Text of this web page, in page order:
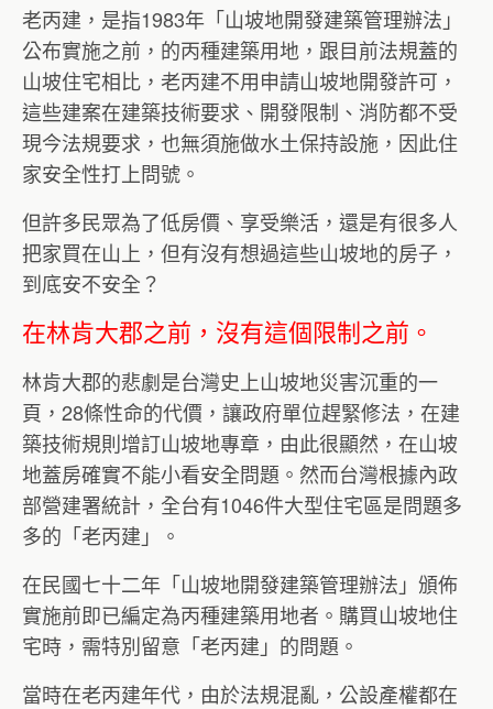
老丙建，是指1983年「山坡地開發建築管理辦法」
公布實施之前，的丙種建築用地，跟目前法規蓋的
山坡住宅相比，老丙建不用申請山坡地開發許可，
這些建案在建築技術要求、開發限制、消防都不受
現今法規要求，也無須施做水土保持設施，因此住
家安全性打上問號。
但許多民眾為了低房價、享受樂活，還是有很多人
把家買在山上，但有沒有想過這些山坡地的房子，
到底安不安全？
在林肯大郡之前，沒有這個限制之前。
林肯大郡的悲劇是台灣史上山坡地災害沉重的一
頁，28條性命的代價，讓政府單位趕緊修法，在建
築技術規則增訂山坡地專章，由此很顯然，在山坡
地蓋房確實不能小看安全問題。然而台灣根據內政
部營建署統計，全台有1046件大型住宅區是問題多
多的「老丙建」。
在民國七十二年「山坡地開發建築管理辦法」頒佈
實施前即已編定為丙種建築用地者。購買山坡地住
宅時，需特別留意「老丙建」的問題。
當時在老丙建年代，由於法規混亂，公設產權都在